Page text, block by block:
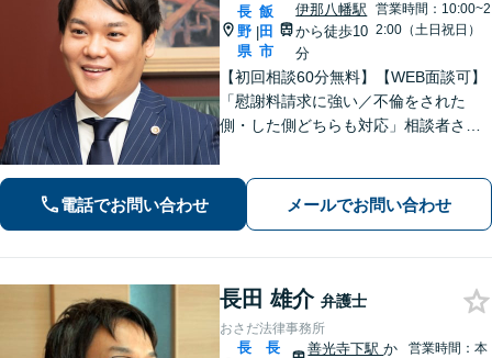
長
野
県
|
飯
田
市
伊那八幡駅
から徒歩10
分
営業時間：10:00~2
2:00（土日祝日）
【初回相談60分無料】【WEB面談可】
「慰謝料請求に強い／不倫をされた
側・した側どちらも対応」相談者さま
約書チェック・労務対応など企業法務
の豊富な実績」「事業承継の対応実績
電話でお問い合わせ メールでお問い合わせ
長田 雄介 弁護士
おさだ法律事務所
長
長
善光寺下駅か
営業時間：本